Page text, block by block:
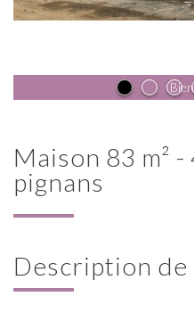
maison 83 m² - 4 pièces -
pignans
description